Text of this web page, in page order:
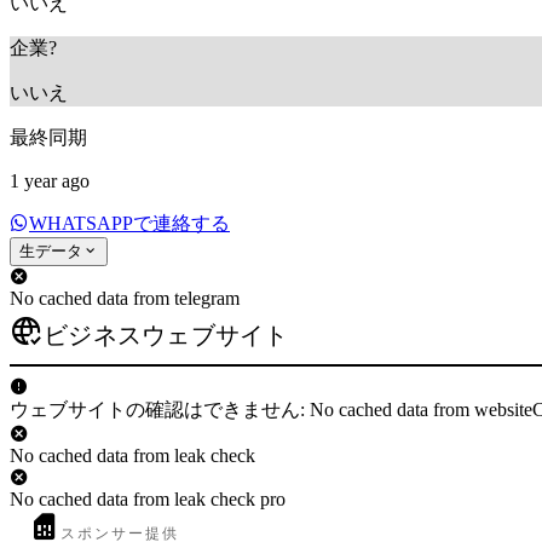
企業?
いいえ
最終同期
1 year ago
WHATSAPPで連絡する
生データ
No cached data from telegram
ビジネスウェブサイト
ウェブサイトの確認はできません: No cached data from
No cached data from leak check
No cached data from leak check pro
スポンサー提供